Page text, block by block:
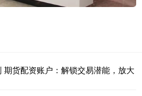
期货配资账户：解锁交易潜能，放大